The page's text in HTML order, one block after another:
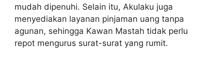
mudah dipenuhi. Selain itu, Akulaku juga
menyediakan layanan pinjaman uang tanpa
agunan, sehingga Kawan Mastah tidak perlu
repot mengurus surat-surat yang rumit.